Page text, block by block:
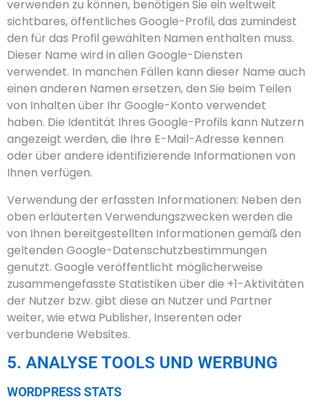
verwenden zu können, benötigen Sie ein weltweit
sichtbares, öffentliches Google-Profil, das zumindest
den für das Profil gewählten Namen enthalten muss.
Dieser Name wird in allen Google-Diensten
verwendet. In manchen Fällen kann dieser Name auch
einen anderen Namen ersetzen, den Sie beim Teilen
von Inhalten über Ihr Google-Konto verwendet
haben. Die Identität Ihres Google-Profils kann Nutzern
angezeigt werden, die Ihre E-Mail-Adresse kennen
oder über andere identifizierende Informationen von
Ihnen verfügen.
Verwendung der erfassten Informationen: Neben den
oben erläuterten Verwendungszwecken werden die
von Ihnen bereitgestellten Informationen gemäß den
geltenden Google-Datenschutzbestimmungen
genutzt. Google veröffentlicht möglicherweise
zusammengefasste Statistiken über die +1-Aktivitäten
der Nutzer bzw. gibt diese an Nutzer und Partner
weiter, wie etwa Publisher, Inserenten oder
verbundene Websites.
5. ANALYSE TOOLS UND WERBUNG
WORDPRESS STATS